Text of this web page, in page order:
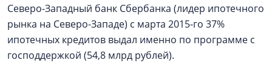
Северо-Западный банк Сбербанка (лидер ипотечного
рынка на Северо-Западе) с марта 2015-го 37%
ипотечных кредитов выдал именно по программе с
господдержкой (54,8 млрд рублей).